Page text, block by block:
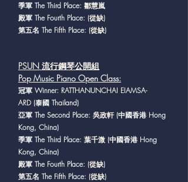
季軍 The Third Place: 鄒慧嵐
殿軍 The Fourth Place: (從缺)
第五名 The Fifth Place: (從缺)
PSUN 流行鋼琴公開組
Pop Music Piano Open Class:
冠軍 Winner: RATTHANUNCHAI EIAMSA-
ARD (泰國 Thailand)
亞軍 The Second Place: 吳政軒 (中國香港 Hong
Kong, China)
季軍 The Third Place: 葉千溦 (中國香港 Hong
Kong, China)
殿軍 The Fourth Place: (從缺)
第五名 The Fifth Place: (從缺)